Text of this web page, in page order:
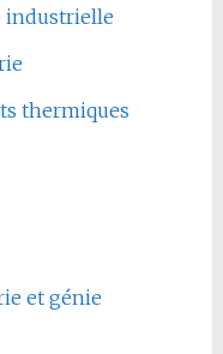
industrielle
thermiques
et génie